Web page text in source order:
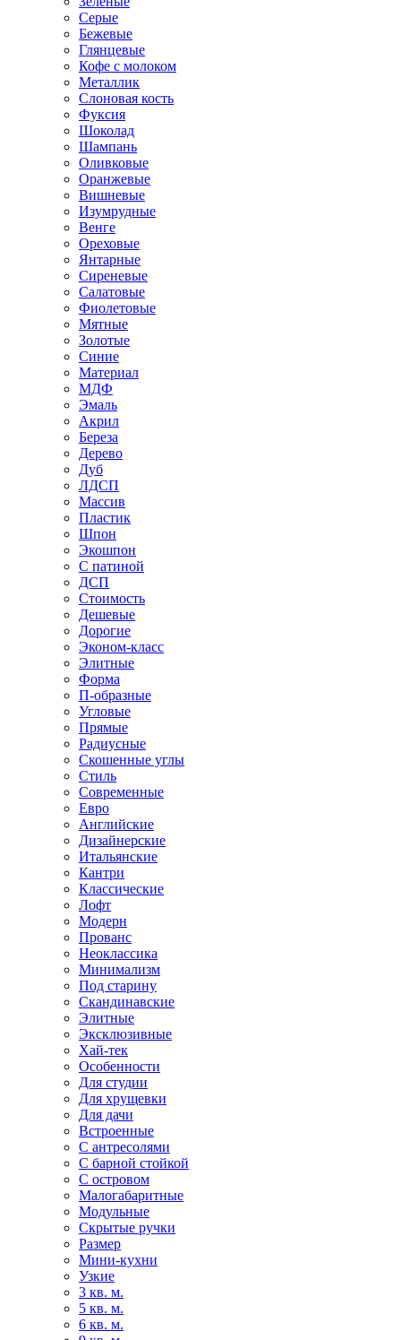
Серые
Бежевые
Глянцевые
Кофе с молоком
Металлик
Слоновая кость
Фуксия
Шоколад
Шампань
Оливковые
Оранжевые
Вишневые
Изумрудные
Венге
Ореховые
Янтарные
Сиреневые
Салатовые
Фиолетовые
Мятные
Золотые
Синие
Материал
МДФ
Эмаль
Акрил
Береза
Дерево
Дуб
ЛДСП
Массив
Пластик
Шпон
Экошпон
С патиной
ДСП
Стоимость
Дешевые
Дорогие
Эконом-класс
Элитные
Форма
П-образные
Угловые
Прямые
Радиусные
Скошенные углы
Стиль
Современные
Евро
Английские
Дизайнерские
Итальянские
Кантри
Классические
Лофт
Модерн
Прованс
Неоклассика
Минимализм
Под старину
Скандинавские
Элитные
Эксклюзивные
Хай-тек
Особенности
Для студии
Для хрущевки
Для дачи
Встроенные
С антресолями
С барной стойкой
С островом
Малогабаритные
Модульные
Скрытые ручки
Размер
Мини-кухни
Узкие
3 кв. м.
5 кв. м.
6 кв. м.